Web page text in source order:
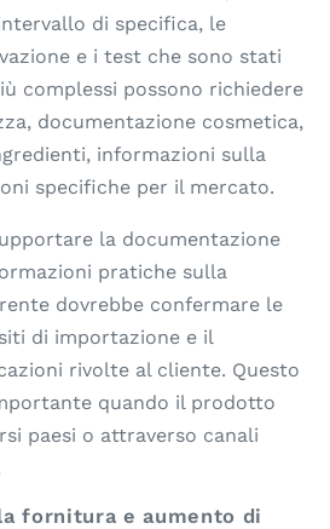
di specifica, le
e i test che sono stati
complessi possono richiedere
documentazione cosmetica,
informazioni sulla
specifiche per il mercato.
la documentazione
pratiche sulla
dovrebbe confermare le
di importazione e il
rivolte al cliente. Questo
quando il prodotto
paesi o attraverso canali
fornitura e aumento di